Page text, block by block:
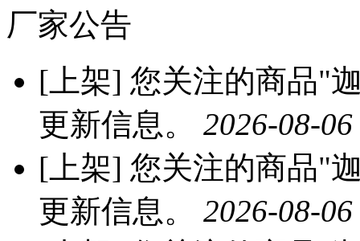
厂家公告
[上架] 您关注的商品"
更新信息。 2026-08-
[上架] 您关注的商品"
更新信息。 2026-08-